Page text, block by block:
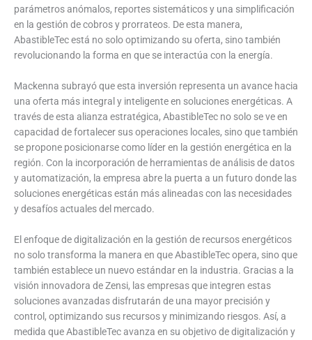
parámetros anómalos, reportes sistemáticos y una simplificación
en la gestión de cobros y prorrateos. De esta manera,
AbastibleTec está no solo optimizando su oferta, sino también
revolucionando la forma en que se interactúa con la energía.
Mackenna subrayó que esta inversión representa un avance hacia
una oferta más integral y inteligente en soluciones energéticas. A
través de esta alianza estratégica, AbastibleTec no solo se ve en
capacidad de fortalecer sus operaciones locales, sino que también
se propone posicionarse como líder en la gestión energética en la
región. Con la incorporación de herramientas de análisis de datos
y automatización, la empresa abre la puerta a un futuro donde las
soluciones energéticas están más alineadas con las necesidades
y desafíos actuales del mercado.
El enfoque de digitalización en la gestión de recursos energéticos
no solo transforma la manera en que AbastibleTec opera, sino que
también establece un nuevo estándar en la industria. Gracias a la
visión innovadora de Zensi, las empresas que integren estas
soluciones avanzadas disfrutarán de una mayor precisión y
control, optimizando sus recursos y minimizando riesgos. Así, a
medida que AbastibleTec avanza en su objetivo de digitalización y